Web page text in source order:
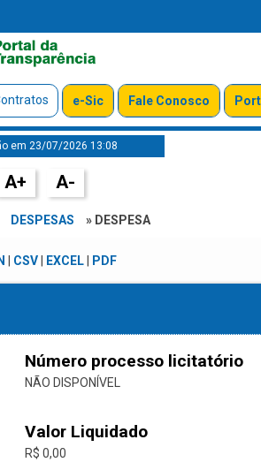
e-Sic Fale Conosco
em 23/07/2026 13:08
A+ A-
DESPESAS » DESPESA
CSV| EXCEL| PDF
Número processo licitatório
NÃO DISPONÍVEL
Valor Liquidado
R$ 0,00